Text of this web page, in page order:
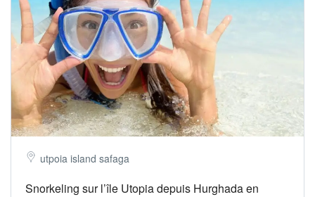
utpoia island safaga
Snorkeling sur l’île Utopia depuis Hurghada en